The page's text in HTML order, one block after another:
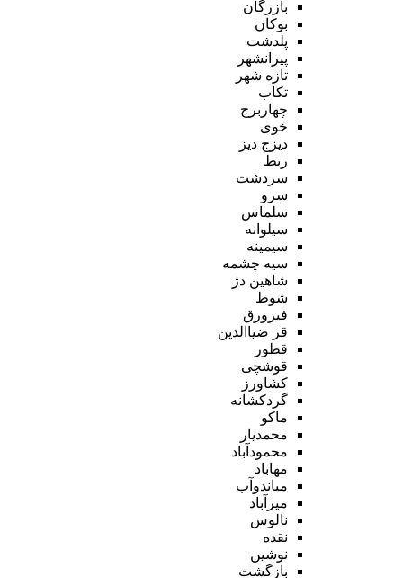
بازرگان
بوکان
پلدشت
پیرانشهر
تازه شهر
تکاب
چهاربرج
خوی
دیزج دیز
ربط
سردشت
سرو
سلماس
سیلوانه
سیمینه
سیه چشمه
شاهین دژ
شوط
فیرورق
قر ضیاالدین
قطور
قوشچی
کشاورز
گردکشانه
ماکو
محمدیار
محمودآباد
مهاباد
میاندوآب
میرآباد
نالوس
نقده
نوشین
بازگشت